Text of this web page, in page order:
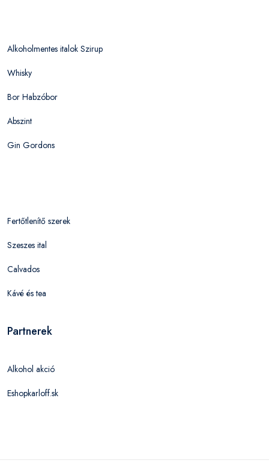
Alkoholmentes italok Szirup
Whisky
Bor Habzóbor
Abszint
Gin Gordons
Fertőtlenítő szerek
Szeszes ital
Calvados
Kávé és tea
Partnerek
Alkohol akció
Eshopkarloff.sk